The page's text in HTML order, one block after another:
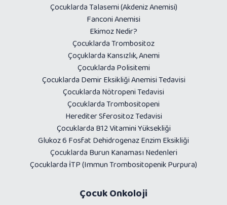
Çocuklarda Talasemi (Akdeniz Anemisi)
Fanconi Anemisi
Ekimoz Nedir?
Çocuklarda Trombositoz
Çoçuklarda Kansızlık, Anemi
Çocuklarda Polisitemi
Çocuklarda Demir Eksikliği Anemisi Tedavisi
Çocuklarda Nötropeni Tedavisi
Çocuklarda Trombositopeni
Herediter Sferositoz Tedavisi
Çocuklarda B12 Vitamini Yüksekliği
Glukoz 6 Fosfat Dehidrogenaz Enzim Eksikliği
Çocuklarda Burun Kanaması Nedenleri
Çocuklarda İTP (Immun Trombositopenik Purpura)
Çocuk Onkoloji